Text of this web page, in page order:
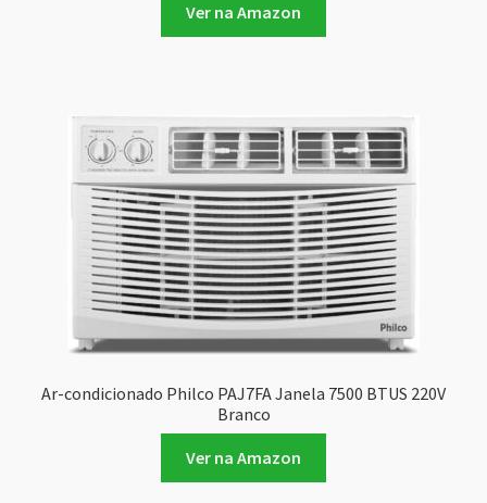
Ver na Amazon
Ar-condicionado Philco PAJ7FA Janela 7500 BTUS 220V
Branco
Ver na Amazon